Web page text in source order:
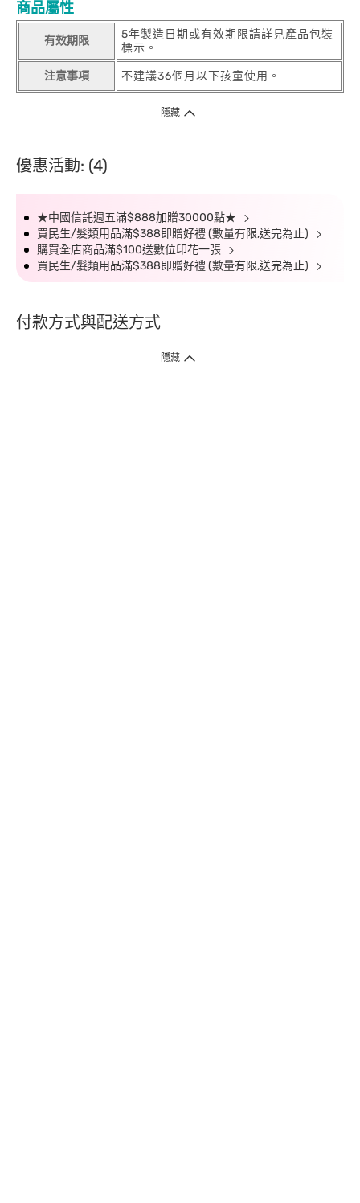
商品屬性
有效期限
5年製造日期或有效期限請詳見產品包裝
標示。
注意事項 不建議36個月以下孩童使用。
隱藏
優惠活動: (4)
★中國信託週五滿$888加贈30000點★
買民生/髮類用品滿$388即贈好禮 (數量有限,送完為止)
購買全店商品滿$100送數位印花一張
買民生/髮類用品滿$388即贈好禮 (數量有限,送完為止)
付款方式與配送方式
隱藏